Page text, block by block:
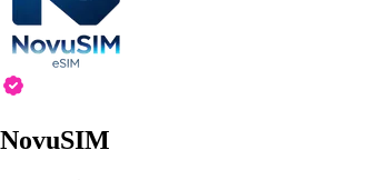
NovuSIM